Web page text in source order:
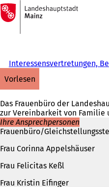
Inhalt anspringen
Zur
Startseite
Interessensvertretungen,
vorlesen
Das Frauenbüro der
zur Vereinbarkeit von
Ihre Ansprechpersonen
Frauenbüro/
Frau Corinna Appelshäuser
Frau Felicitas Keßl
Frau Kristin Eifinger